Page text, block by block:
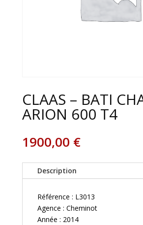
CLAAS – BATI
ARION 600 T4
1900,00 €
Description
Référence : L3013
Agence : Cheminot
Année : 2014